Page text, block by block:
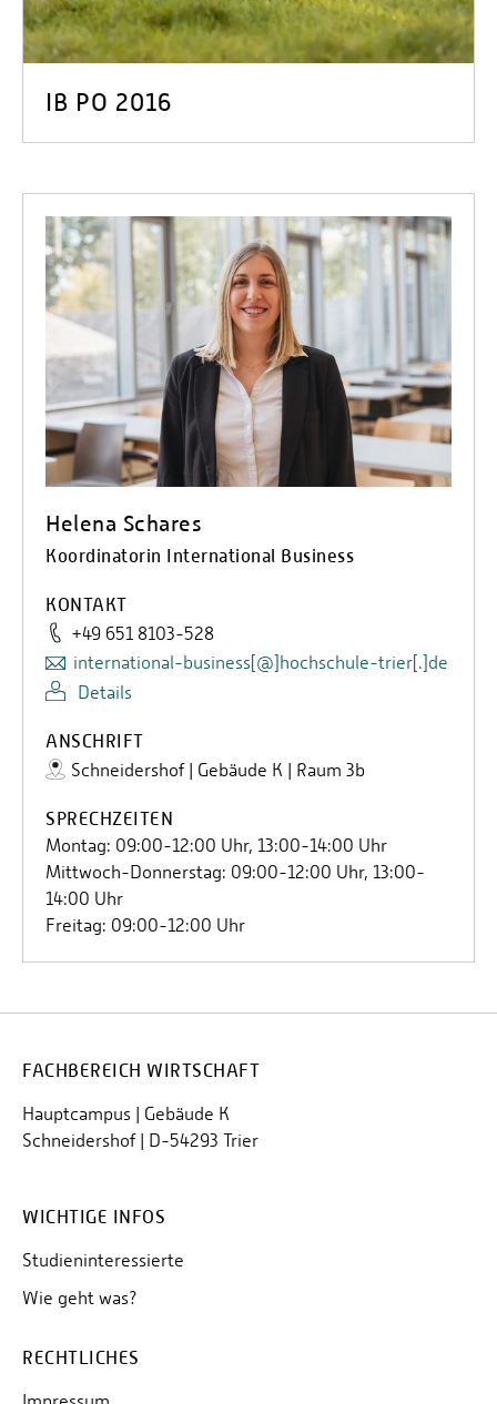
IB PO 2016
Helena Schares
Koordinatorin International Business
KONTAKT
+49 651 8103-528
international-business[@]hochschule-trier[.]de
Details
ANSCHRIFT
Schneidershof | Gebäude K | Raum 3b
SPRECHZEITEN
Montag: 09:00-12:00 Uhr, 13:00-14:00 Uhr
Mittwoch-Donnerstag: 09:00-12:00 Uhr, 13:00-
14:00 Uhr
Freitag: 09:00-12:00 Uhr
FACHBEREICH WIRTSCHAFT
Hauptcampus | Gebäude K
Schneidershof | D-54293 Trier
WICHTIGE INFOS
Studieninteressierte
Wie geht was?
RECHTLICHES